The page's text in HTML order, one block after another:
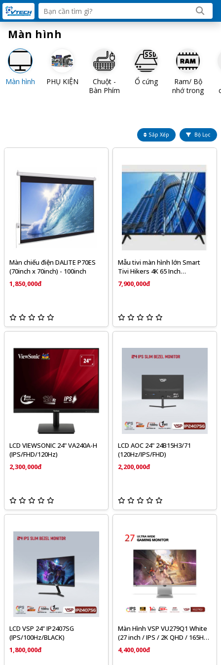
Màn hình
PHỤ KIỆN
Chuột -
Bàn Phím
Ổ cứng
Màn hình
Ram/ Bộ
nhớ trong
Sắp Xếp Bộ Lọc
Màn chiếu điện DALITE P70ES
(70inch x 70inch) - 100inch
1,850,000đ
Mẫu tivi màn hình lớn Smart
Tivi Hikers 4K 65 Inch
HK65A500UA
7,900,000đ
LCD VIEWSONIC 24" VA240A-H
(IPS/FHD/120Hz)
2,300,000đ
LCD AOC 24" 24B15H3/71
(120Hz/IPS/FHD)
2,200,000đ
LCD VSP 24" IP2407SG
(IPS/100Hz/BLACK)
1,800,000đ
Màn Hình VSP VU279Q1 White
(27 inch / IPS / 2K QHD / 165Hz /
1ms / Type-C 65W)
4,400,000đ